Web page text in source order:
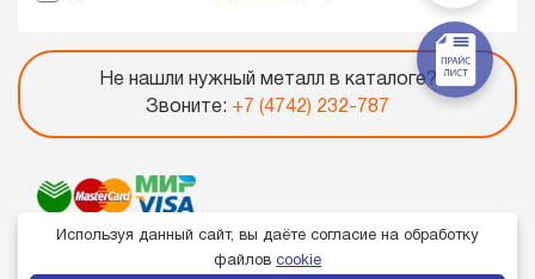
Не нашли нужный металл в каталоге?
Звоните: +7 (4742) 232-787
Используя данный сайт, вы даёте согласие на обработку
файлов cookie